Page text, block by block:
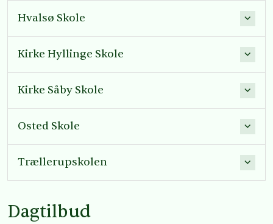
Hvalsø Skole
Kirke Hyllinge Skole
Kirke Såby Skole
Osted Skole
Trællerupskolen
Dagtilbud